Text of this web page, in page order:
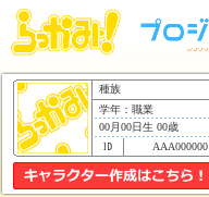
種族
学年：職業
00月00日生 00歳
AAA000000